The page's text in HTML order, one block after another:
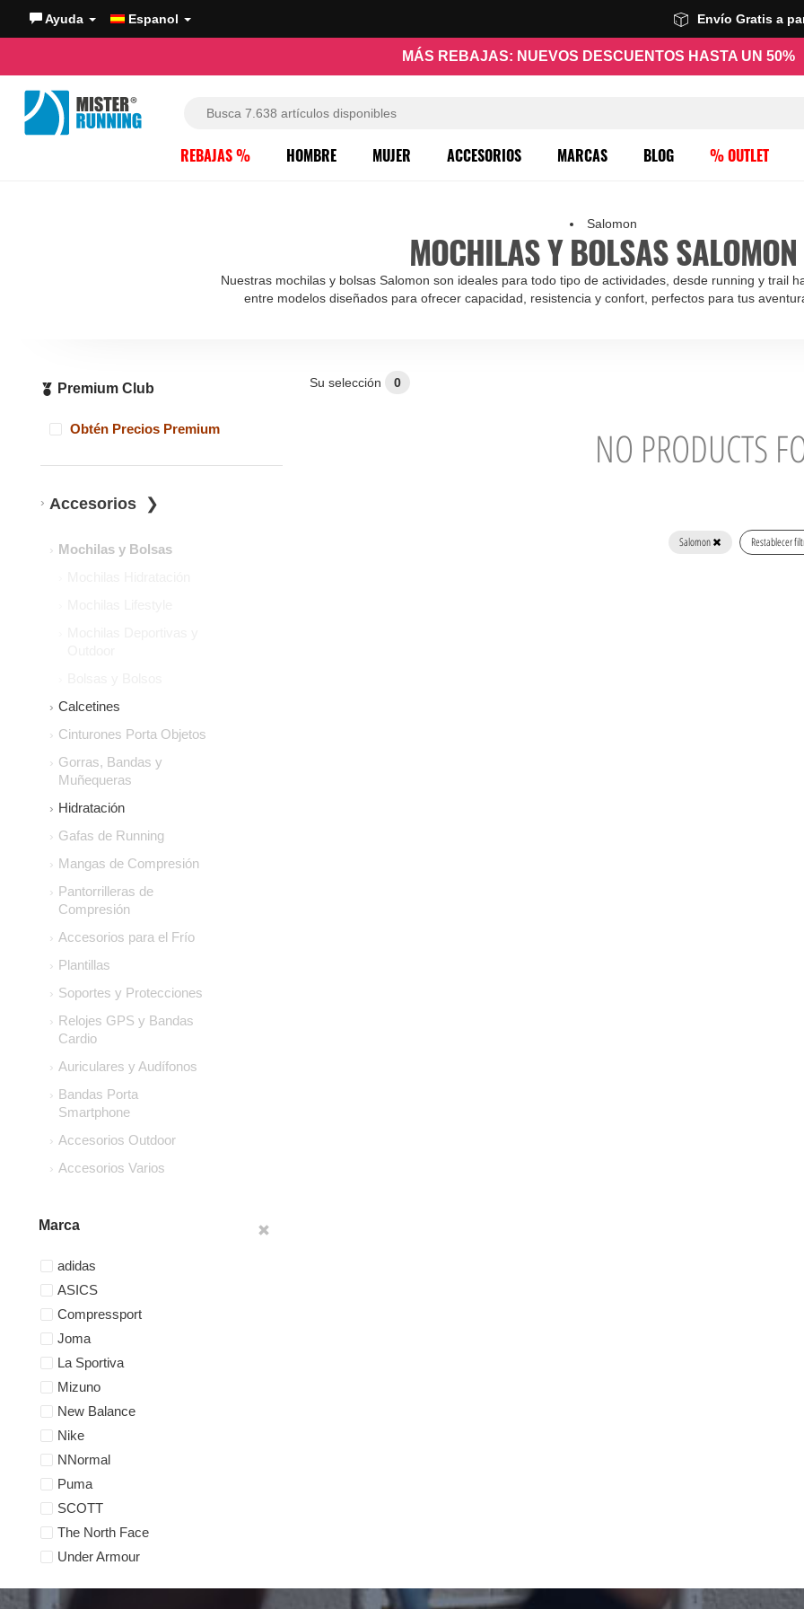
Ayuda Espanol Envío Gratis a
MÁS REBAJAS: NUEVOS DESCUENTOS HASTA UN 50%
REBAJAS % HOMBRE MUJER ACCESORIOS MARCAS BLOG % OUTLET
Salomon
MOCHILAS Y BOLSAS SALOMON
Nuestras mochilas y bolsas Salomon son ideales para todo tipo de actividades, desde running y trail
entre modelos diseñados para ofrecer capacidad, resistencia y confort, perfectos para tus
Premium Club
Obtén Precios Premium
Accesorios
Mochilas y Bolsas
Calcetines
Cinturones Porta Objetos
Gorras, Bandas y
Muñequeras
Hidratación
Gafas de Running
Mangas de Compresión
Pantorrilleras de
Compresión
Accesorios para el Frío
Plantillas
Soportes y Protecciones
Relojes GPS y Bandas
Cardio
Auriculares y Audífonos
Bandas Porta
Smartphone
Accesorios Outdoor
Accesorios Varios
Marca
adidas
ASICS
Compressport
Joma
La Sportiva
Mizuno
New Balance
Nike
NNormal
Puma
SCOTT
The North Face
Under Armour
Su selección 0
NO PRODUCTS
Salomon Restablecer